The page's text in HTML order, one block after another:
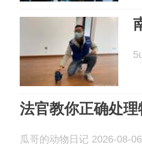
法官教你正确处
瓜哥的动物日记 2026-08-06